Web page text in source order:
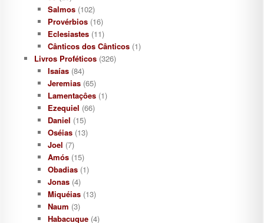
Salmos(102)
Provérbios(16)
Eclesiastes(11)
Cânticos dos Cânticos(1)
Livros Proféticos (326)
Isaías(84)
Jeremias(65)
Lamentaçôes(1)
Ezequiel (66)
Daniel (15)
Oséias(13)
Joel (7)
Amós(15)
Obadias(1)
Jonas(4)
Miquéias(13)
Naum (3)
Habacuque(4)